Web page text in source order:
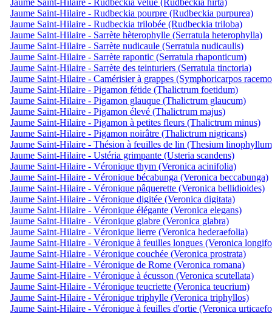
Jaume Saint-Hilaire - Rudbeckia pourpre (Rudbeckia purpurea)
Jaume Saint-Hilaire - Rudbeckia trilobée (Rudbeckia triloba)
Jaume Saint-Hilaire - Sarrète hèterophylle (Serratula heterophylla)
Jaume Saint-Hilaire - Sarrète nudicaule (Serratula nudicaulis)
Jaume Saint-Hilaire - Sarrète rapontic (Serratula rhaponticum)
Jaume Saint-Hilaire - Sarrète des teinturiers (Serratula tinctoria)
Jaume Saint-Hilaire - Camérisier à grappes (Symphoricarpos
Jaume Saint-Hilaire - Pigamon fétide (Thalictrum foetidum)
Jaume Saint-Hilaire - Pigamon glauque (Thalictrum glaucum)
Jaume Saint-Hilaire - Pigamon élevé (Thalictrum majus)
Jaume Saint-Hilaire - Pigamon à petites fleurs (Thalictrum minus)
Jaume Saint-Hilaire - Pigamon noirâtre (Thalictrum nigricans)
Jaume Saint-Hilaire - Thésion à feuilles de lin (Thesium
Jaume Saint-Hilaire - Ustéria grimpante (Usteria scandens)
Jaume Saint-Hilaire - Véronique thym (Veronica acinifolia)
Jaume Saint-Hilaire - Véronique bécabunga (Veronica beccabunga)
Jaume Saint-Hilaire - Véronique pâquerette (Veronica bellidioides)
Jaume Saint-Hilaire - Véronique digitée (Veronica digitata)
Jaume Saint-Hilaire - Véronique élégante (Veronica elegans)
Jaume Saint-Hilaire - Véronique glabre (Veronica glabra)
Jaume Saint-Hilaire - Véronique lierre (Veronica hederaefolia)
Jaume Saint-Hilaire - Véronique à feuilles longues (Veronica
Jaume Saint-Hilaire - Véronique couchée (Veronica prostrata)
Jaume Saint-Hilaire - Véronique de Rome (Veronica romana)
Jaume Saint-Hilaire - Véronique à écusson (Veronica scutellata)
Jaume Saint-Hilaire - Véronique teucriette (Veronica teucrium)
Jaume Saint-Hilaire - Véronique triphylle (Veronica triphyllos)
Jaume Saint-Hilaire - Véronique à feuilles d'ortie (Veronica